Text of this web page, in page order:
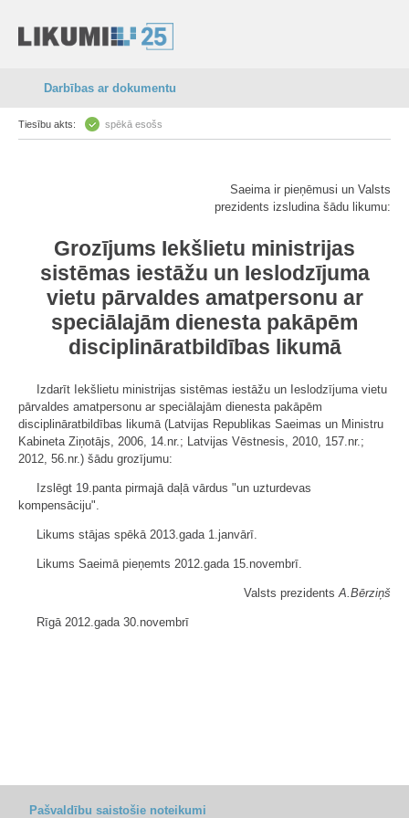
Darbības ar dokumentu
Tiesību akts: spēkā esošs
Saeima ir pieņēmusi un Valsts
prezidents izsludina šādu likumu:
Grozījums Iekšlietu ministrijas
sistēmas iestāžu un Ieslodzījuma
vietu pārvaldes amatpersonu ar
speciālajām dienesta pakāpēm
disciplināratbildības likumā
Izdarīt Iekšlietu ministrijas sistēmas iestāžu un Ieslodzījuma vietu
pārvaldes amatpersonu ar speciālajām dienesta pakāpēm
disciplināratbildības likumā (Latvijas Republikas Saeimas un Ministru
Kabineta Ziņotājs, 2006, 14.nr.; Latvijas Vēstnesis, 2010, 157.nr.;
2012, 56.nr.) šādu grozījumu:
Izslēgt 19.panta pirmajā daļā vārdus "un uzturdevas
kompensāciju".
Likums stājas spēkā 2013.gada 1.janvārī.
Likums Saeimā pieņemts 2012.gada 15.novembrī.
Valsts prezidentsA.Bērziņš
Rīgā 2012.gada 30.novembrī
Pašvaldību saistošie noteikumi